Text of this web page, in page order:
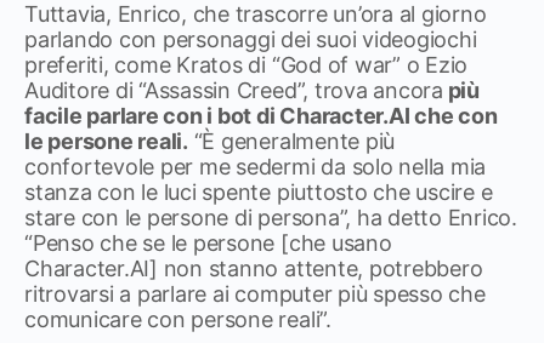
Tuttavia, Enrico, che trascorre un’ora al giorno
parlando con personaggi dei suoi videogiochi
preferiti, come Kratos di “God of war” o Ezio
Auditore di “Assassin Creed”, trova ancora più
facile parlare con i bot di Character.AI che con
le persone reali. “È generalmente più
confortevole per me sedermi da solo nella mia
stanza con le luci spente piuttosto che uscire e
stare con le persone di persona”, ha detto Enrico.
“Penso che se le persone [che usano
Character.AI] non stanno attente, potrebbero
ritrovarsi a parlare ai computer più spesso che
comunicare con persone reali”.